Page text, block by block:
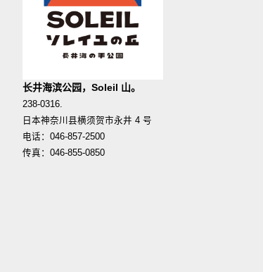
长井海滨公园，Soleil 山。
238-0316.
日本神奈川县横须贺市永井 4 号
电话：046-857-2500
传真：046-855-0850